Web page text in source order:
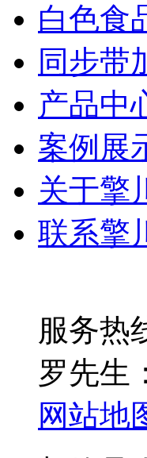
白色食
同步带
产品中
案例展
关于擎
联系擎
服务热
罗先生
网站地